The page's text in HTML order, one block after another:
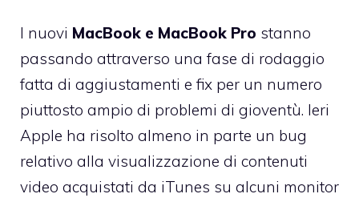
I nuovi MacBook e MacBook Pro stanno
passando attraverso una fase di rodaggio
fatta di aggiustamenti e fix per un numero
piuttosto ampio di problemi di gioventù. Ieri
Apple ha risolto almeno in parte un bug
relativo alla visualizzazione di contenuti
video acquistati da iTunes su alcuni monitor